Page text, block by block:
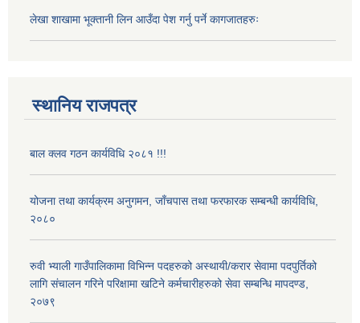
लेखा शाखामा भूक्तानी लिन आउँदा पेश गर्नु पर्ने कागजातहरुः
स्थानिय राजपत्र
बाल क्लव गठन कार्यविधि २०८१ !!!
योजना तथा कार्यक्रम अनुगमन, जाँचपास तथा फरफारक सम्बन्धी कार्यविधि,
२०८०
रुवी भ्याली गाउँपालिकामा विभिन्न पदहरुको अस्थायी/करार सेवामा पदपुर्तिको
लागि संचालन गरिने परिक्षामा खटिने कर्मचारीहरुको सेवा सम्बन्धि मापदण्ड,
२०७९